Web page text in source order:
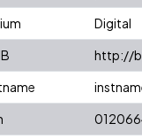
Digital
http://